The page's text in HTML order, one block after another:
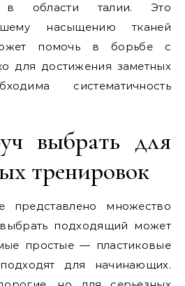
в области талии. Это
насыщению тканей
помочь в борьбе с
для достижения заметных
систематичность
выбрать для
тренировок
представлено множество
подходящий может
простые — пластиковые
для начинающих.